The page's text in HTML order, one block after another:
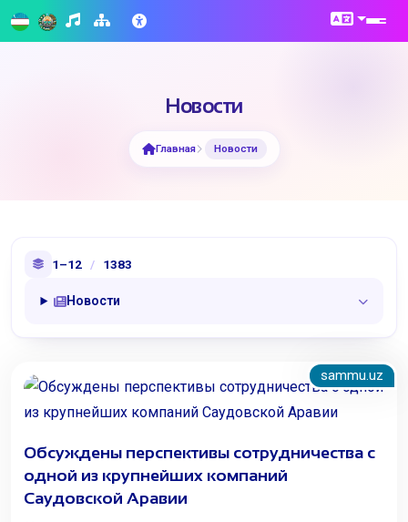
Новости
Главная Новости
1–12 / 1383
Новости
sammu.uz
Обсуждены перспективы сотрудничества с
одной из крупнейших компаний
Саудовской Аравии